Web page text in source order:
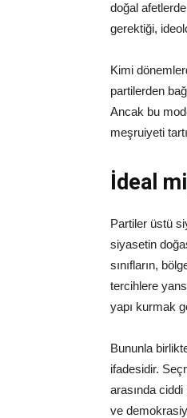
doğal afetlerde
gerektiği,
Kimi
partilerden
Ancak bu
meşruiyeti
İdeal
Partiler üstü
siyasetin
sınıfların,
tercihlere
yapı kurmak
Bununla
ifadesidir.
arasında
ve